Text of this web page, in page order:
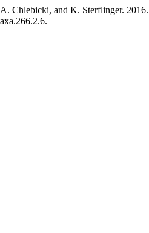
Chlebicki, and K. Sterflinger.